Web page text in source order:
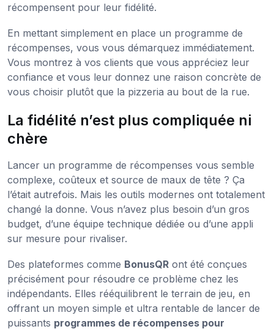
récompensent pour leur fidélité.
En mettant simplement en place un programme de
récompenses, vous vous démarquez immédiatement.
Vous montrez à vos clients que vous appréciez leur
confiance et vous leur donnez une raison concrète de
vous choisir plutôt que la pizzeria au bout de la rue.
La fidélité n’est plus compliquée ni
chère
Lancer un programme de récompenses vous semble
complexe, coûteux et source de maux de tête ? Ça
l’était autrefois. Mais les outils modernes ont totalement
changé la donne. Vous n’avez plus besoin d’un gros
budget, d’une équipe technique dédiée ou d’une appli
sur mesure pour rivaliser.
Des plateformes comme BonusQR ont été conçues
précisément pour résoudre ce problème chez les
indépendants. Elles rééquilibrent le terrain de jeu, en
offrant un moyen simple et ultra rentable de lancer de
puissants programmes de récompenses pour